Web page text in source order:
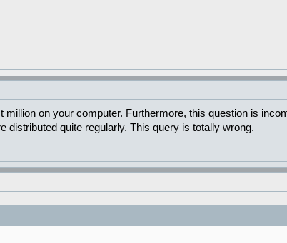
on your computer. Furthermore, this question is
distributed quite regularly. This query is totally wrong.